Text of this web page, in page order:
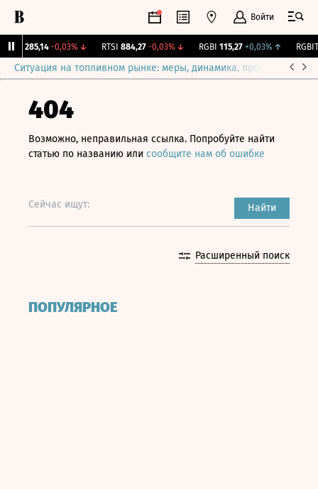
Войти
2 285,14 -0,03%↓ RTSI 884,27 -0,03%↓ RGBI 115,27 +0,03%↑ RGBITR
Ситуация на топливном рынке: меры, динамика, прогнозы
404
Возможно, неправильная ссылка. Попробуйте найти
статью по названию или сообщите нам об ошибке
Сейчас ищут: Найти
Расширенный поиск
ПОПУЛЯРНОЕ